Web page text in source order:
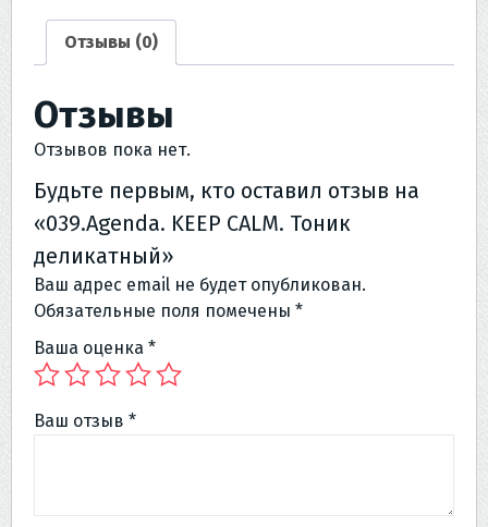
Отзывы (0)
Отзывы
Отзывов пока нет.
Будьте первым, кто оставил отзыв на
«039.Agenda. KEEP CALM. Тоник
деликатный»
Ваш адрес email не будет опубликован.
Обязательные поля помечены *
Ваша оценка *
Ваш отзыв *